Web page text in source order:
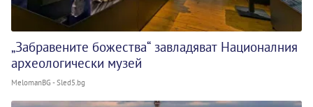
„Забравените божества“ завладяват Националния
археологически музей
MelomanBG - Sled5.bg